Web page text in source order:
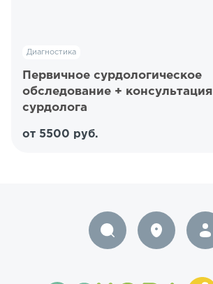
Диагностика
Первичное сурдологическое
обследование + консультация
сурдолога
от 5500 руб.